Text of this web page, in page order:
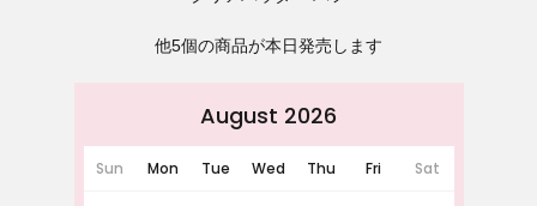
他5個の商品が本日発売します
August 2026
Sun Mon Tue Wed Thu Fri Sat